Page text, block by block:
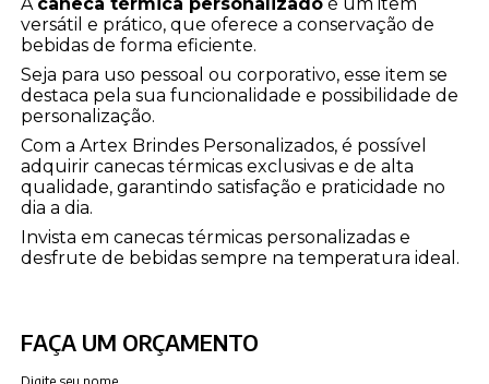
versátil e prático, que oferece a conservação de
bebidas de forma eficiente.
Seja para uso pessoal ou corporativo, esse item se
destaca pela sua funcionalidade e possibilidade de
personalização.
Com a Artex Brindes Personalizados, é possível
adquirir canecas térmicas exclusivas e de alta
qualidade, garantindo satisfação e praticidade no
dia a dia.
Invista em canecas térmicas personalizadas e
desfrute de bebidas sempre na temperatura ideal.
FAÇA UM ORÇAMENTO